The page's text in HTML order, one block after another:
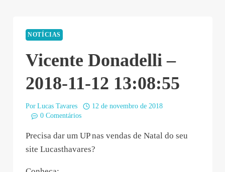
NOTÍCIAS
Vicente Donadelli –
2018-11-12 13:08:55
Por Lucas Tavares
12 de novembro de 2018
0 Comentários
Precisa dar um UP nas vendas de Natal do seu
site Lucasthavares?